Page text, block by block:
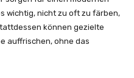
wichtig, nicht zu oft zu färben,
können gezielte
auffrischen, ohne das